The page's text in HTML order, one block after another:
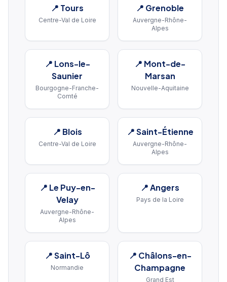
📍 Tours
Centre-Val de Loire
📍 Grenoble
Auvergne-Rhône-
Alpes
📍 Lons-le-
Saunier
Bourgogne-Franche-
Comté
📍 Mont-de-
Marsan
Nouvelle-Aquitaine
📍 Blois
Centre-Val de Loire
📍Saint-Étienne
Auvergne-Rhône-
Alpes
📍 Le Puy-en-
Velay
Auvergne-Rhône-
Alpes
📍Angers
Pays de la Loire
📍Saint-Lô
Normandie
📍 Châlons-en-
Champagne
Grand Est